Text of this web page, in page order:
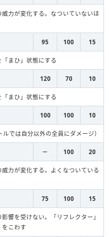
力が変化する。なついていないほ
95 100 15
まひ」状態にする
120 70 10
まひ」状態にする
100 100 10
では自分以外の全員にダメージ）
－ 100 20
力が変化する。よくなついている
75 100 15
影響を受けない。「リフレクター」
をこわす